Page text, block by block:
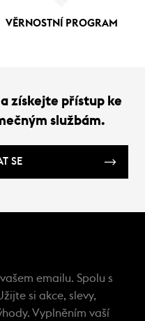
VĚRNOSTNÍ PROGRAM
získejte přístup ke
službám.
SE
emailu. Spolu s
si akce, slevy,
Vyplněním vaší